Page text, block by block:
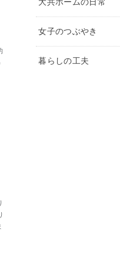
⼥⼦のつぶやき
暮らしの⼯夫